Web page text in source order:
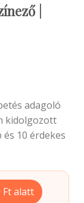
|
adagoló
kidolgozott
10 érdekes
Ft alatt